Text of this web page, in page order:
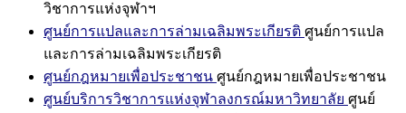
วิชาการแห่งจุฬาฯ
ศูนย์การแปลและการล่ามเฉลิมพระเกียรติ ศูนย์การแปล
และการล่ามเฉลิมพระเกียรติ
ศูนย์กฎหมายเพื่อประชาชน ศูนย์กฎหมายเพื่อประชาชน
ศูนย์บริการวิชาการแห่งจุฬาลงกรณ์มหาวิทยาลัย ศูนย์